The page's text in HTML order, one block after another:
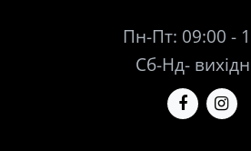
Пн-Пт: 09:00
Сб-Нд-